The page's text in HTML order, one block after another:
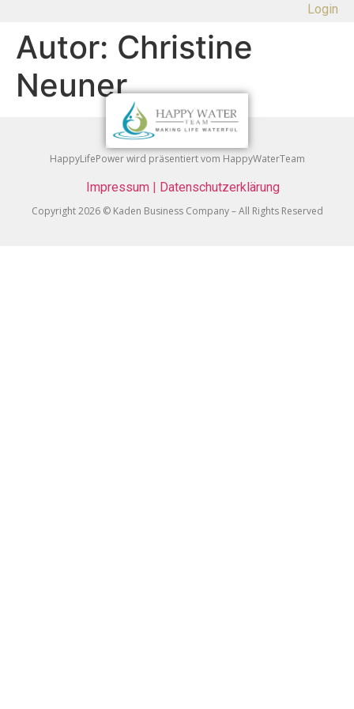
Login
Autor: Christine
Neuner
HappyLifePower wird präsentiert vom HappyWaterTeam
Impressum | Datenschutzerklärung
Copyright 2026 © Kaden Business Company – All Rights Reserved